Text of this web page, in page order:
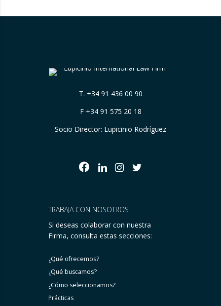
T. +34 91 436 00 90
F +34 91 575 20 18
Socio Director: Lupicinio Rodríguez
TRABAJA CON NOSOTROS
Si deseas colaborar con nuestra
Firma, consulta estas secciones:
¿Qué ofrecemos?
¿Qué buscamos?
¿Cómo seleccionamos?
Prácticas